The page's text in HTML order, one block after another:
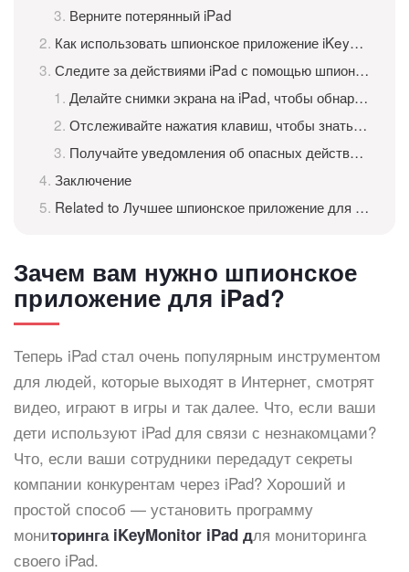
Верните потерянный iPad
Как использовать шпионское приложение iKeyMonitor для iPad?
Следите за действиями iPad с помощью шпионского приложения iKeyMonitor для iPad
Делайте снимки экрана на iPad, чтобы обнаруживать подозрительные фотографии
Отслеживайте нажатия клавиш, чтобы знать все, что набирается на iPad
Получайте уведомления об опасных действиях на iPad
Заключение
Related to Лучшее шпионское приложение для iPad — неопределяемое шпионское приложение для iPad
Зачем вам нужно шпионское
приложение для iPad?
Теперь iPad стал очень популярным инструментом
для людей, которые выходят в Интернет, смотрят
видео, играют в игры и так далее. Что, если ваши
дети используют iPad для связи с незнакомцами?
Что, если ваши сотрудники передадут секреты
компании конкурентам через iPad? Хороший и
простой способ — установить программу
мониторинга iKeyMonitor iPad для мониторинга
своего iPad.